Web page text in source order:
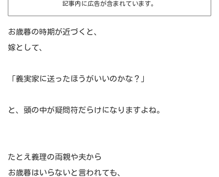
記事内に広告が含まれています。
お歳暮の時期が近づくと、
嫁として、
「義実家に送ったほうがいいのかな？」
と、頭の中が疑問符だらけになりますよね。
たとえ義理の両親や夫から
お歳暮はいらないと言われても、